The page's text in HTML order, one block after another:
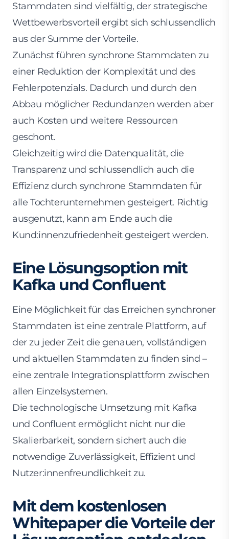
Stammdaten sind vielfältig, der strategische
Wettbewerbsvorteil ergibt sich schlussendlich
aus der Summe der Vorteile.
Zunächst führen synchrone Stammdaten zu
einer Reduktion der Komplexität und des
Fehlerpotenzials. Dadurch und durch den
Abbau möglicher Redundanzen werden aber
auch Kosten und weitere Ressourcen
geschont.
Gleichzeitig wird die Datenqualität, die
Transparenz und schlussendlich auch die
Effizienz durch synchrone Stammdaten für
alle Tochterunternehmen gesteigert. Richtig
ausgenutzt, kann am Ende auch die
Kund:innenzufriedenheit gesteigert werden.
Eine Lösungsoption mit
Kafka und Confluent
Eine Möglichkeit für das Erreichen synchroner
Stammdaten ist eine zentrale Plattform, auf
der zu jeder Zeit die genauen, vollständigen
und aktuellen Stammdaten zu finden sind –
eine zentrale Integrationsplattform zwischen
allen Einzelsystemen.
Die technologische Umsetzung mit Kafka
und Confluent ermöglicht nicht nur die
Skalierbarkeit, sondern sichert auch die
notwendige Zuverlässigkeit, Effizient und
Nutzer:innenfreundlichkeit zu.
Mit dem kostenlosen
Whitepaper die Vorteile der